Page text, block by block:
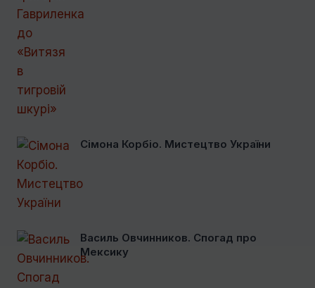
Сімона Корбіо. Мистецтво України
Василь Овчинников. Спогад про
Мексику